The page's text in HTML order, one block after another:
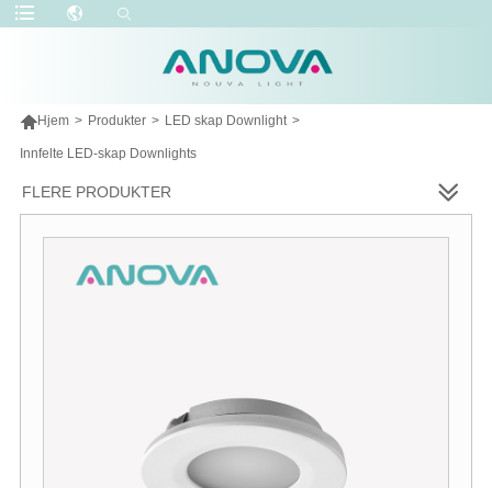
Hjem > Produkter > LED skap Downlight >
Innfelte LED-skap Downlights
FLERE PRODUKTER